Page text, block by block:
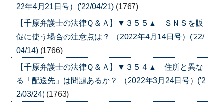
22年4月21日号）('22/04/21) (1767)
【千原弁護士の法律Ｑ＆Ａ】▼３５５▲ ＳＮＳを販
促に使う場合の注意点は？ （2022年4月14日号）('22/
04/14) (1766)
【千原弁護士の法律Ｑ＆Ａ】▼３５４▲ 住所と異な
る「配送先」は問題あるか？ （2022年3月24日号）('2
2/03/24) (1763)